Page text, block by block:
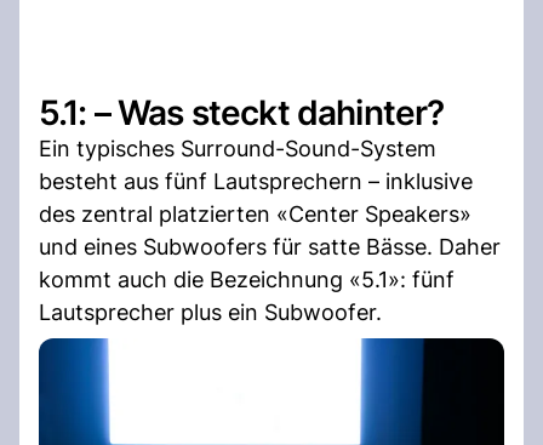
5.1: – Was steckt dahinter?
Ein typisches Surround-Sound-System
besteht aus fünf Lautsprechern – inklusive
des zentral platzierten «Center Speakers»
und eines Subwoofers für satte Bässe. Daher
kommt auch die Bezeichnung «5.1»: fünf
Lautsprecher plus ein Subwoofer.